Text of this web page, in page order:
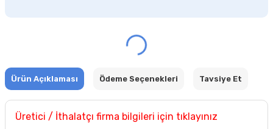
Ürün Açıklaması Ödeme Seçenekleri Tavsiye Et
Üretici / İthalatçı firma bilgileri için tıklayınız